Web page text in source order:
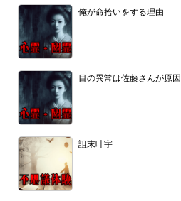
俺が命拾いをする理由
目の異常は佐藤さんが原因
詛末叶宇